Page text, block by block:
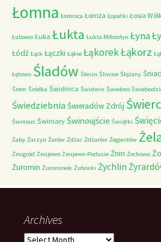
Łomna Łomnica Łomża Łopatki Łosia
Łubowo Łuka Łukta Łukta Miłomłyn Łyna
Łódź Łąck Łączki Łąkie ŁąkorekŁąkorz
Łętowo Śladów Ślesin Śliwice Ślężany
Śrem Śródka Świdnica Świdwin Świebno
Świedziebnia Świeradów Zdrój
Świniarc Świniary Świnoujście Świątki
Żaby Żarzyn Żarów Żdżar Żdżarów Żegiestów
Żmigród Żmijewo Żmijewo-Podusie Żnin Żochowo
Żuromin Żurominek Żuławki Żychlin
Archives
Archives